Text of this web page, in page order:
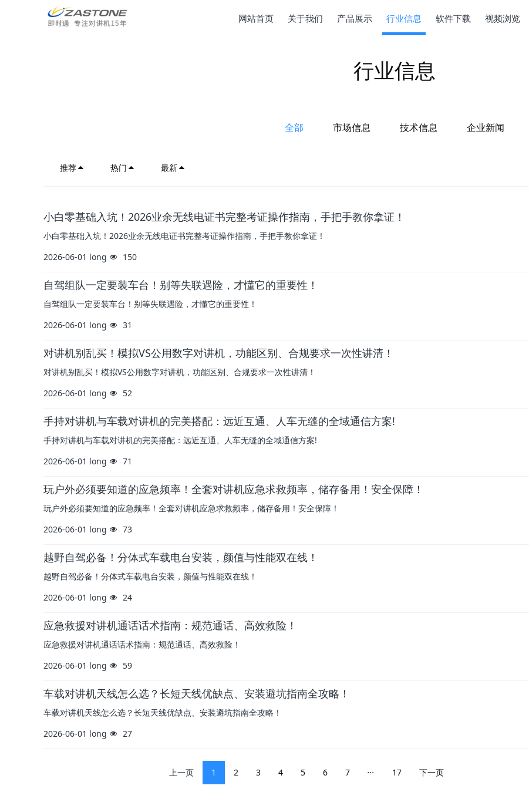
网站首页 关于我们 产品展示 行业信息 软件下载 视频浏览
行业信息
全部 市场信息 技术信息 企业新闻
推荐 热门 最新
小白零基础入坑！2026业余无线电证书完整考证操作指南，手把手教你拿证！
小白零基础入坑！2026业余无线电证书完整考证操作指南，手把手教你拿证！
2026-06-01 long 150
自驾组队一定要装车台！别等失联遇险，才懂它的重要性！
自驾组队一定要装车台！别等失联遇险，才懂它的重要性！
2026-06-01 long 31
对讲机别乱买！模拟VS公用数字对讲机，功能区别、合规要求一次性讲清！
对讲机别乱买！模拟VS公用数字对讲机，功能区别、合规要求一次性讲清！
2026-06-01 long 52
手持对讲机与车载对讲机的完美搭配：远近互通、人车无缝的全域通信方案!
手持对讲机与车载对讲机的完美搭配：远近互通、人车无缝的全域通信方案!
2026-06-01 long 71
玩户外必须要知道的应急频率！全套对讲机应急求救频率，储存备用！安全保障！
玩户外必须要知道的应急频率！全套对讲机应急求救频率，储存备用！安全保障！
2026-06-01 long 73
越野自驾必备！分体式车载电台安装，颜值与性能双在线！
越野自驾必备！分体式车载电台安装，颜值与性能双在线！
2026-06-01 long 24
应急救援对讲机通话话术指南：规范通话、高效救险！
应急救援对讲机通话话术指南：规范通话、高效救险！
2026-06-01 long 59
车载对讲机天线怎么选？长短天线优缺点、安装避坑指南全攻略！
车载对讲机天线怎么选？长短天线优缺点、安装避坑指南全攻略！
2026-06-01 long 27
上一页 1 2 3 4 5 6 7 ... 17 下一页